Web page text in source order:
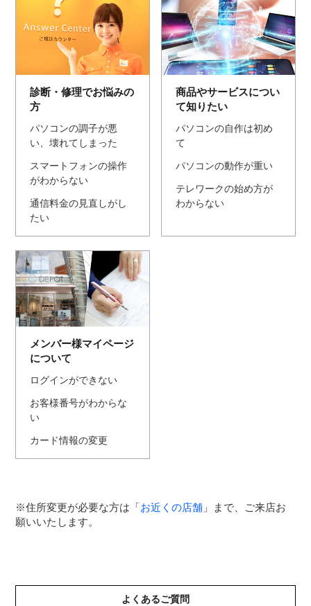
診断・修理でお悩みの
方
パソコンの調子が悪
い、壊れてしまった
スマートフォンの操作
がわからない
通信料金の見直しがし
たい
商品やサービスについ
て知りたい
パソコンの自作は初め
て
パソコンの動作が重い
テレワークの始め方が
わからない
メンバー様マイページ
について
ログインができない
お客様番号がわからな
い
カード情報の変更
※住所変更が必要な方は「 お近くの店舗 」まで、ご来店お
願いいたします。
よくあるご質問